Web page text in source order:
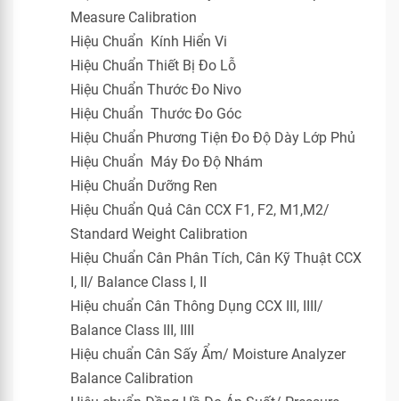
Measure Calibration
Hiệu Chuẩn Kính Hiển Vi
Hiệu Chuẩn Thiết Bị Đo Lỗ
Hiệu Chuẩn Thước Đo Nivo
Hiệu Chuẩn Thước Đo Góc
Hiệu Chuẩn Phương Tiện Đo Độ Dày Lớp Phủ
Hiệu Chuẩn Máy Đo Độ Nhám
Hiệu Chuẩn Dưỡng Ren
Hiệu Chuẩn Quả Cân CCX F1, F2, M1,M2/
Standard Weight Calibration
Hiệu Chuẩn Cân Phân Tích, Cân Kỹ Thuật CCX
I, II/ Balance Class I, II
Hiệu chuẩn Cân Thông Dụng CCX III, IIII/
Balance Class III, IIII
Hiệu chuẩn Cân Sấy Ẩm/ Moisture Analyzer
Balance Calibration